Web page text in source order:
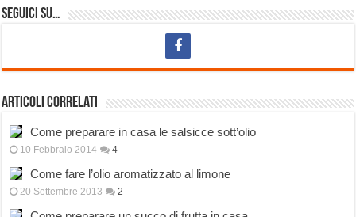
Seguici su…
Articoli correlati
Come preparare in casa le salsicce sott’olio
10 Febbraio 2014 4
Come fare l’olio aromatizzato al limone
20 Settembre 2013 2